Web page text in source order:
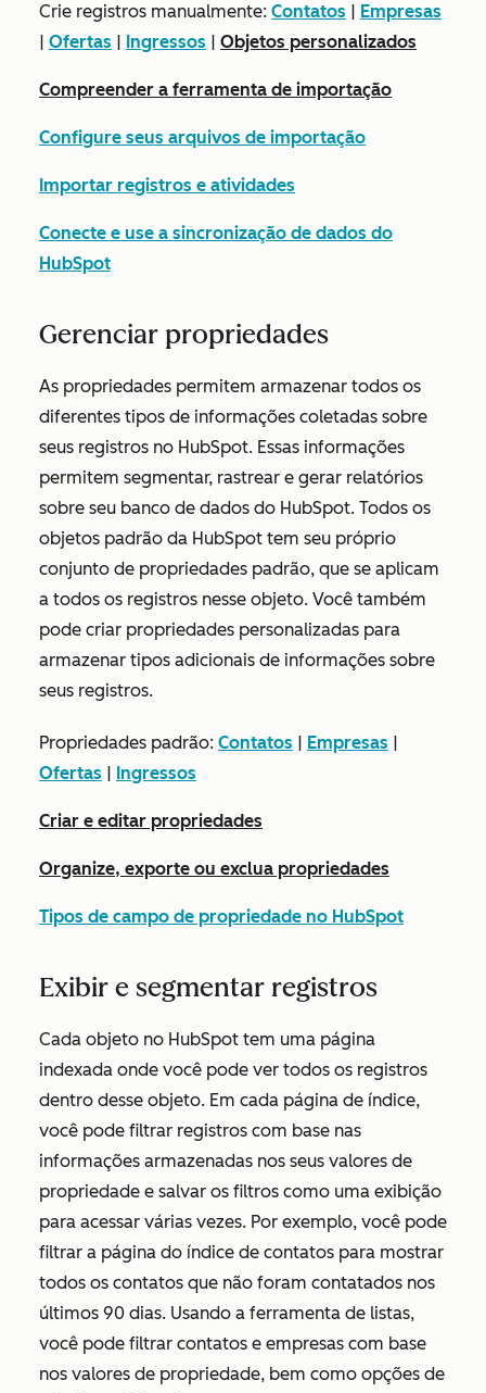
Crie registros manualmente: Contatos | Empresas
| Ofertas | Ingressos | Objetos personalizados
Compreender a ferramenta de importação
Configure seus arquivos de importação
Importar registros e atividades
Conecte e use a sincronização de dados do
HubSpot
Gerenciar propriedades
As propriedades permitem armazenar todos os
diferentes tipos de informações coletadas sobre
seus registros no HubSpot. Essas informações
permitem segmentar, rastrear e gerar relatórios
sobre seu banco de dados do HubSpot. Todos os
objetos padrão da HubSpot tem seu próprio
conjunto de propriedades padrão, que se aplicam
a todos os registros nesse objeto. Você também
pode criar propriedades personalizadas para
armazenar tipos adicionais de informações sobre
seus registros.
Propriedades padrão: Contatos | Empresas |
Ofertas | Ingressos
Criar e editar propriedades
Organize, exporte ou exclua propriedades
Tipos de campo de propriedade no HubSpot
Exibir e segmentar registros
Cada objeto no HubSpot tem uma página
indexada onde você pode ver todos os registros
dentro desse objeto. Em cada página de índice,
você pode filtrar registros com base nas
informações armazenadas nos seus valores de
propriedade e salvar os filtros como uma exibição
para acessar várias vezes. Por exemplo, você pode
filtrar a página do índice de contatos para mostrar
todos os contatos que não foram contatados nos
últimos 90 dias. Usando a ferramenta de listas,
você pode filtrar contatos e empresas com base
nos valores de propriedade, bem como opções de